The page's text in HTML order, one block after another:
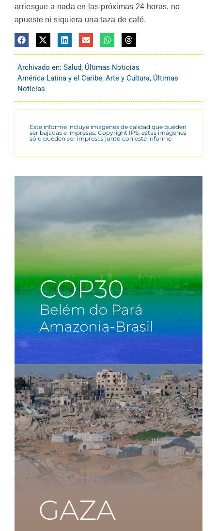
arriesgue a nada en las próximas 24 horas, no
apueste ni siquiera una taza de café.
Archivado en: Salud, Últimas Noticias
América Latina y el Caribe, Arte y Cultura, Últimas
Noticias
Este informe incluye imágenes de calidad que pueden
ser bajadas e impresas. Copyright IPS, estas imágenes
sólo pueden ser impresas junto con este informe